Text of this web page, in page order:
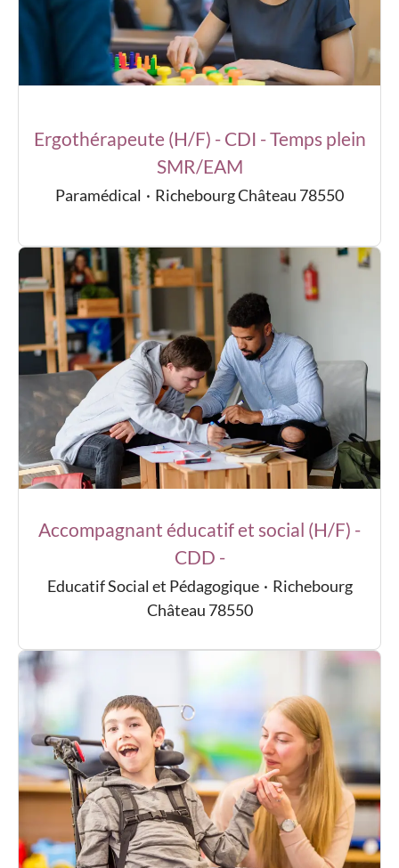
Ergothérapeute (H/F) - CDI - Temps plein
SMR/EAM
Paramédical · Richebourg Château 78550
Accompagnant éducatif et social (H/F) -
CDD -
Educatif Social et Pédagogique · Richebourg
Château 78550